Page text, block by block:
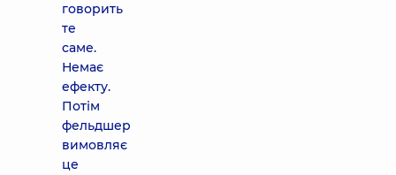
говорить
те
саме.
Немає
ефекту.
Потім
фельдшер
вимовляє
це